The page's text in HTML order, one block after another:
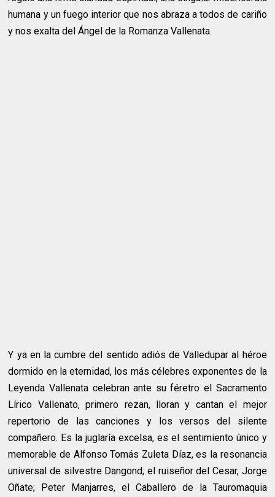
humana y un fuego interior que nos abraza a todos de cariño
y nos exalta del Ángel de la Romanza Vallenata.
Y ya en la cumbre del sentido adiós de Valledupar al héroe
dormido en la eternidad, los más célebres exponentes de la
Leyenda Vallenata celebran ante su féretro el Sacramento
Lírico Vallenato, primero rezan, lloran y cantan el mejor
repertorio de las canciones y los versos del silente
compañero. Es la juglaría excelsa, es el sentimiento único y
memorable de Alfonso Tomás Zuleta Díaz, es la resonancia
universal de silvestre Dangond; el ruiseñor del Cesar, Jorge
Oñate; Peter Manjarres, el Caballero de la Tauromaquia